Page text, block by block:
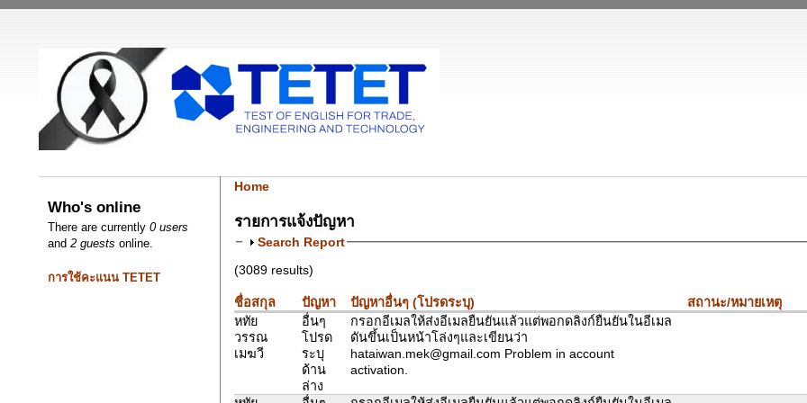
Who's online
There are currently0 users
and2 guests online.
การใช้คะแนน TETET
Home
รายการแจ้งปัญหา
Search Report
(3089 results)
ชื่อสกุล ปัญหา ปัญหาอื่นๆ (โปรดระบุ) สถานะ/หมายเหตุ
หทัย
วรรณ
เมฆวี
อื่นๆ
โปรด
ระบุ
ด้าน
ล่าง
กรอกอีเมลให้ส่งอีเมลยืนยันแล้วแต่พอกดลิงก์ยืนยันในอีเมล
ดันขึ้นเป็นหน้าโล่งๆและเขียนว่า
hataiwan.mek@gmail.com Problem in account
activation.